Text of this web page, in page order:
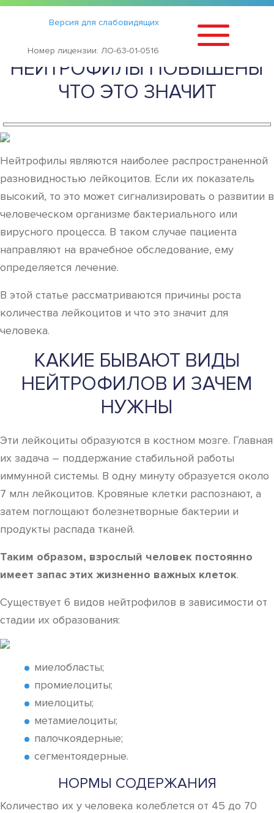
Версия для слабовидящих
Номер лицензии: ЛО-63-01-0516
Статьи ›
АНАЛИЗ КРОВИ
НЕЙТРОФИЛЫ ПОВЫШЕНЫ
ЧТО ЭТО ЗНАЧИТ
Нейтрофилы являются наиболее распространенной
разновидностью лейкоцитов. Если их показатель
высокий, то это может сигнализировать о развитии в
человеческом организме бактериального или
вирусного процесса. В таком случае пациента
направляют на врачебное обследование, ему
определяется лечение.
В этой статье рассматриваются причины роста
количества лейкоцитов и что это значит для
человека.
КАКИЕ БЫВАЮТ ВИДЫ
НЕЙТРОФИЛОВ И ЗАЧЕМ
НУЖНЫ
Эти лейкоциты образуются в костном мозге. Главная
их задача – поддержание стабильной работы
иммунной системы. В одну минуту образуется около
7 млн лейкоцитов. Кровяные клетки распознают, а
затем поглощают болезнетворные бактерии и
продукты распада тканей.
Таким образом, взрослый человек постоянно
имеет запас этих жизненно важных клеток.
Существует 6 видов нейтрофилов в зависимости от
стадии их образования:
миелобласты;
промиелоциты;
миелоциты;
метамиелоциты;
палочкоядерные;
сегментоядерные.
НОРМЫ СОДЕРЖАНИЯ
Количество их у человека колеблется от 45 до 70